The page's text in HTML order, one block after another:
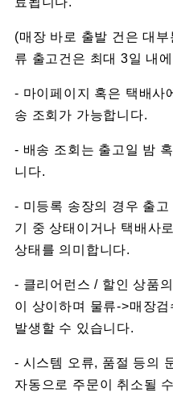
(매장 바로 출발 건은 대
류 출고건은 최대 3일 내
- 마이페이지 혹은 택배사
송 조회가 가능합니다.
- 배송 조회는 출고일 밤
니다.
- 미등록 송장의 경우 출
기 중 상태이거나 택배사
상태를 의미합니다.
- 클리어런스 / 할인 상품
이 상이하며 물류->매장검
발생할 수 있습니다.
- 시스템 오류, 품절 등의
자동으로 주문이 취소될